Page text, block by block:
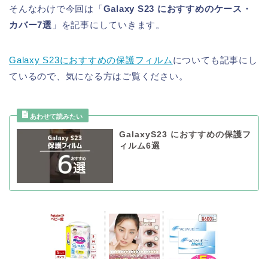
そんなわけで今回は「Galaxy S23 におすすめのケース・
カバー7選 」を記事にしていきます。
Galaxy S23におすすめの保護フィルム についても記事にし
ているので、気になる方はご覧ください。
GalaxyS23 におすすめの保護フ
ィルム6選